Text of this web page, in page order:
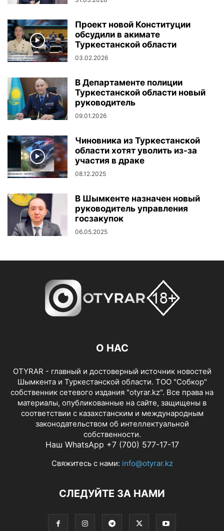
Проект новой Конституции
обсудили в акимате
Туркестанской области
03.02.2026
В Департаменте полиции
Туркестанской области новый
руководитель
09.01.2026
Чиновника из Туркестанской
области хотят уволить из-за
участия в драке
08.12.2025
В Шымкенте назначен новый
руководитель управления
госзакупок
06.05.2025
О НАС
OTYRAR - главный и достоверный источник новостей
Шымкента и Туркестанской области. ТОО "Собкор"
собственник сетевого издания "otyrar.kz". Все права на
материалы, опубликованные на сайте, защищены в
соответствии с казахстанским и международным
законодательством об интеллектуальной
собственности.
Наш WhatsApp +7 (700) 577-17-17
Свяжитесь с нами: info@otyrar.kz
СЛЕДУЙТЕ ЗА НАМИ